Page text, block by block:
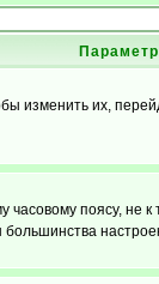
изменить их,
поясу, не